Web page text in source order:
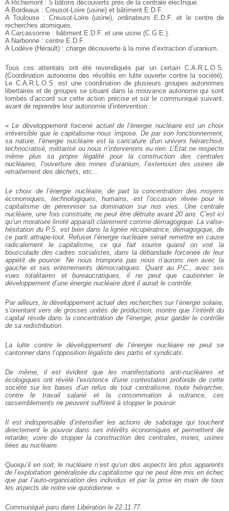
A Richemont : 5 bâtons découverts près de la centrale électrique.
A Bordeaux : Creusot-Loire (usine) et bâtiment E.D.F.
A Toulouse : Creusot-Loire (usine), ordinateurs E.D.F. et le centre de
recherches atomiques.
A Carcassonne : bâtiment E.D.F. et une usine (C.G.E.).
A Narbonne : centre E.D.F.
A Lodève (Hérault) : charge découverte à la mine d’extraction d’uranium.
Tous ces attentats ont été revendiqués par un certain C.A.R.L.O.S.
(Coordination autonome des révoltés en lutte ouverte contre la société).
Le C.A.R.L.O.S. est une coordination de plusieurs groupes autonomes
libertaires et de groupes se situant dans la mouvance autonome qui sont
tombés d’accord sur cette action précise et sur le communiqué suivant,
avant de reprendre leur autonomie d’intervention :
«Le développement forcené actuel de l’énergie nucléaire est un choix
irréversible que le capitalisme nous impose. De par son fonctionnement,
sa nature, l’énergie nucléaire est la caricature d’un univers hiérarchisé,
technocratisé, militarisé ou nous n’intervenons eu rien. L’État ne respecte
même plus sa propre légalité pour la construction des centrales
nucléaires, l’ouverture des mines d’uranium, l’extension des usines de
retraitement des déchets, etc...
Le choix de l’énergie nucléaire, de part la concentration des moyens
économiques, technologiques, humains, est l’occasion rêvée pour le
capitalisme de pérenniser sa domination sur nos vies. Une centrale
nucléaire, une fois construite, ne peut être détruite avant 20 ans. C’est ici
qu’un moratoire limité apparaît clairement comme démagogique. La valse-
hésitation du P.S. est bien dans la lignée récupératrice, démagogique, de
ce parti attrape-tout. Refuser l’énergie nucléaire serait remettre en cause
radicalement le capitalisme, ce qui fait sourire quand on voit la
bousculade des cadres socialistes, dans la débandade forcenée de leur
appétit de pouvoir. Ne nous trompons pas nous n’aurons rien avec la
gauche et ses enterrements démocratiques. Quant au P.C., avec ses
vues totalitaires et bureaucratiques, il ne peut que cautionner le
développement d’une énergie nucléaire dont il aurait le contrôle.
Par ailleurs, le développement actuel des recherches sur l’énergie solaire,
s’orientant vers de grosses unités de production, montre que l’intérêt du
capital réside dans la concentration de l’énergie, pour garder le contrôle
de sa redistribution.
La lutte contre le développement de l’énergie nucléaire ne peut se
cantonner dans l’opposition légaliste des partis et syndicats.
De même, il est évident que les manifestations anti-nucléaires et
écologiques ont révélé l’existence d’une contestation profonde de cette
société sur les bases d’un refus de tout centralisme, toute hiérarchie,
contre le travail salarié et la consommation à outrance, ces
rassemblements ne peuvent suffirent à stopper le pouvoir.
Il est indispensable d’intensifier les actions de sabotage qui touchent
directement le pouvoir dans ses intérêts économiques et permettent de
retarder, voire de stopper la construction des centrales, mines, usines
liées au nucléaire.
Quoiqu’il en soit, le nucléaire n’est qu’un des aspects les plus apparents
de l’exploitation généralisée du capitalisme qui ne peut être mis en échec
que par l’auto-organisation des individus et par la prise en main de tous
les aspects de notre vie quotidienne. »
Communiqué paru dans Libération le 22.11.77.